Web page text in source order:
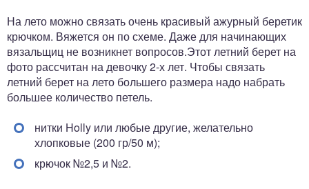
На лето можно связать очень красивый ажурный беретик
крючком. Вяжется он по схеме. Даже для начинающих
вязальщиц не возникнет вопросов.Этот летний берет на
фото рассчитан на девочку 2-х лет. Чтобы связать
летний берет на лето большего размера надо набрать
большее количество петель.
нитки Holly или любые другие, желательно
хлопковые (200 гр/50 м);
крючок №2,5 и №2.